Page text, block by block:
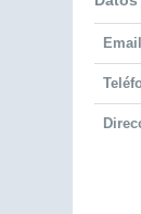
Email